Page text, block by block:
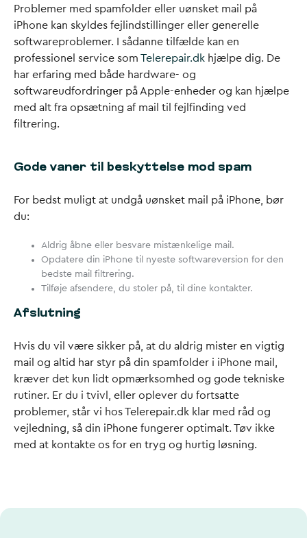
Problemer med spamfolder eller uønsket mail på
iPhone kan skyldes fejlindstillinger eller generelle
softwareproblemer. I sådanne tilfælde kan en
professionel service som Telerepair.dk hjælpe dig. De
har erfaring med både hardware- og
softwareudfordringer på Apple-enheder og kan hjælpe
med alt fra opsætning af mail til fejlfinding ved
filtrering.
Gode vaner til beskyttelse mod spam
For bedst muligt at undgå uønsket mail på iPhone, bør
du:
Aldrig åbne eller besvare mistænkelige mail.
Opdatere din iPhone til nyeste softwareversion for den
bedste mail filtrering.
Tilføje afsendere, du stoler på, til dine kontakter.
Afslutning
Hvis du vil være sikker på, at du aldrig mister en vigtig
mail og altid har styr på din spamfolder i iPhone mail,
kræver det kun lidt opmærksomhed og gode tekniske
rutiner. Er du i tvivl, eller oplever du fortsatte
problemer, står vi hos Telerepair.dk klar med råd og
vejledning, så din iPhone fungerer optimalt. Tøv ikke
med at kontakte os for en tryg og hurtig løsning.